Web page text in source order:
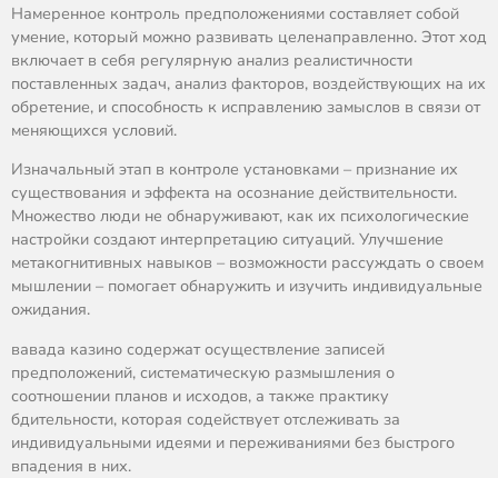
Намеренное контроль предположениями составляет собой
умение, который можно развивать целенаправленно. Этот ход
включает в себя регулярную анализ реалистичности
поставленных задач, анализ факторов, воздействующих на их
обретение, и способность к исправлению замыслов в связи от
меняющихся условий.
Изначальный этап в контроле установками – признание их
существования и эффекта на осознание действительности.
Множество люди не обнаруживают, как их психологические
настройки создают интерпретацию ситуаций. Улучшение
метакогнитивных навыков – возможности рассуждать о своем
мышлении – помогает обнаружить и изучить индивидуальные
ожидания.
вавада казино содержат осуществление записей
предположений, систематическую размышления о
соотношении планов и исходов, а также практику
бдительности, которая содействует отслеживать за
индивидуальными идеями и переживаниями без быстрого
впадения в них.